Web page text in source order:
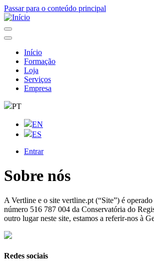
Passar para o conteúdo principal
Navegação
principal
Início
Formação
Loja
Serviços
Empresa
PT
EN
ES
account
menu
Entrar
Sobre nós
A Vertline e o site vertline.pt (“Site”) é
número 516 787 004 da Conservatória do
outro lugar neste site, estamos a referir-nos à
Redes sociais